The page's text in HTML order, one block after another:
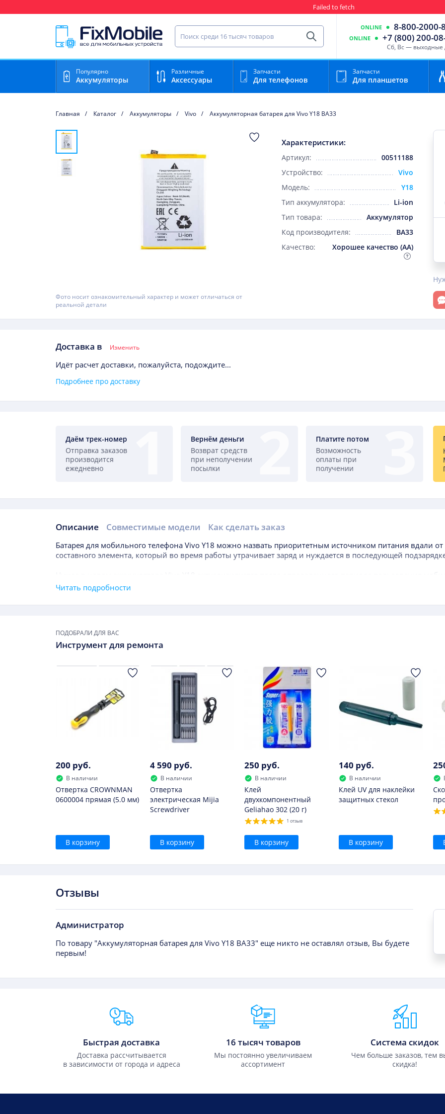
Failed to fetch
Найти запчасть для мобильного устройства
Найти
8-800-2000-
ONLINE
+7 (800) 200-
ONLINE
Cб, Вс — выходные
Популярно
Аккумуляторы
Различные
Аксессуары
Запчасти
Для телефонов
Запчасти
Для планшетов
Главная Каталог Аккумуляторы Vivo Аккумуляторная батарея для Vivo Y18 BA33
Фото носит ознакомительный характер и может отличаться от
реальной детали
Характеристики:
Артикул:
00511188
Устройство:
Vivo
Модель:
Y18
Тип аккумулятора:
Li-ion
Тип товара:
Аккумулятор
Код производителя:
BA33
Качество:
Хорошее качество (AA)
Доставка в Изменить
Идёт расчет доставки, пожалуйста, подождите...
Подробнее про доставку
Даём трек-номер
Отправка заказов
производится
ежедневно
Вернём деньги
Возврат средств
при неполучении
посылки
Платите потом
Возможность
оплаты при
получении
Описание Совместимые модели Как сделать заказ
Описание
Батарея для мобильного телефона Vivo Y18 можно назвать приоритетным источником питания вдали
составного элемента, который во время работы утрачивает заряд и нуждается в последующей
актуализируется после определенного периода пользования
даже в течение года после покупки гаджета, когда аккумуляторная батарея, находящаяся в комплекте,
длительность службы батареи значительно меньше, чем самого аппарата.
подпитки.
он быстро утрачивает заряд;
сильно нагревается при зарядке;
он вздулся.
В дальнейшем использовать такой элемент не следует.
Читать подробности
ПОДОБРАЛИ ДЛЯ ВАС
Инструмент для ремонта
200 руб.
В наличии
Отвертка CROWNMAN
0600004 прямая (5.0 мм)
В корзину
4 590 руб.
В наличии
Отвертка
электрическая Mijia
Screwdriver
В корзину
250 руб.
В наличии
Клей
двухкомпонентный
Geliahao 302 (20 г)
1 отзыв
В корзину
140 руб.
В наличии
Клей UV для наклейки
защитных стекол
В корзину
Отзывы
Администратор
По товару "Аккумуляторная батарея для Vivo Y18 BA33" еще никто не оставлял отзыв, Вы будете
первым!
Преимущества Fixmobile
Быстрая доставка
Доставка рассчитывается
в зависимости от города и адреса
16 тысяч товаров
Мы постоянно увеличиваем
ассортимент
Система скидок
Чем больше заказов, тем
скидка!